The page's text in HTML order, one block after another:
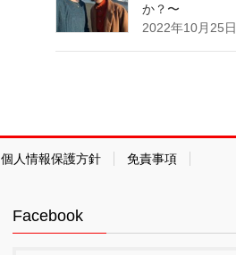
か？〜
2022年10月25日
個人情報保護方針 免責事項
Facebook